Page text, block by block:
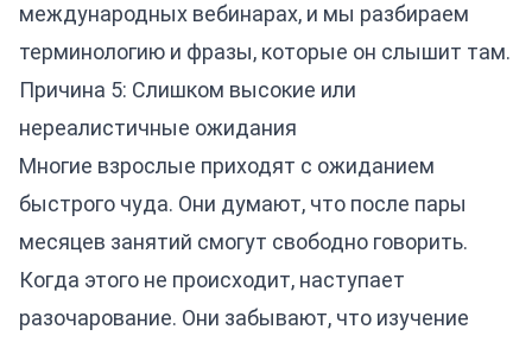
международных вебинарах, и мы разбираем
терминологию и фразы, которые он слышит там.
Причина 5: Слишком высокие или
нереалистичные ожидания
Многие взрослые приходят с ожиданием
быстрого чуда. Они думают, что после пары
месяцев занятий смогут свободно говорить.
Когда этого не происходит, наступает
разочарование. Они забывают, что изучение